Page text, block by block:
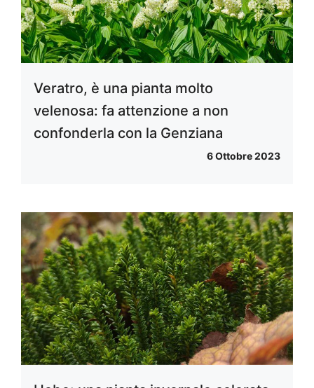
Veratro, è una pianta molto
velenosa: fa attenzione a non
confonderla con la Genziana
6 Ottobre 2023